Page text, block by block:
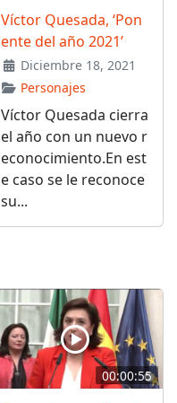
Víctor Quesada, ‘Pon
ente del año 2021’
Diciembre 18, 2021
Personajes
Víctor Quesada cierra
el año con un nuevo r
econocimiento.En est
e caso se le reconoce
su...
00:00:55